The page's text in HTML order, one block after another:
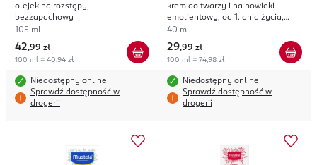
olejek na rozstępy,
bezzapachowy
105 ml
42,99 zł
100 ml = 40,94 zł
Niedostępny online
Sprawdź dostępność w
drogerii
krem do twarzy i na powieki
emolientowy, od 1. dnia życia,
skóra atopowa i podrażniona
40 ml
29,99 zł
100 ml = 74,98 zł
Niedostępny online
Sprawdź dostępność w
drogerii